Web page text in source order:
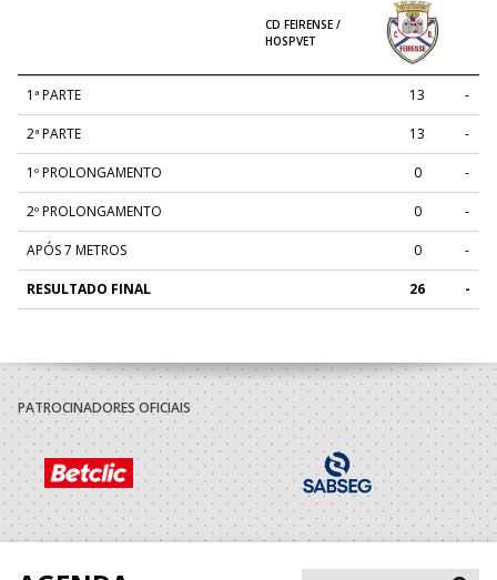
CD FEIRENSE /
HOSPVET
1ª PARTE 13 -
2ª PARTE 13 -
1º PROLONGAMENTO 0 -
2º PROLONGAMENTO 0 -
APÓS 7 METROS 0 -
RESULTADO FINAL 26 -
PATROCINADORES OFICIAIS